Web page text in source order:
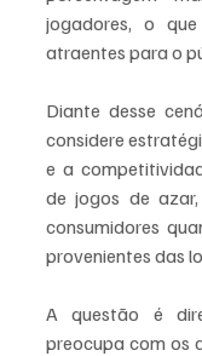
jogadores, o
atraentes para o
Diante desse
considere
e a
de jogos de
consumidores
provenientes das
A questão é